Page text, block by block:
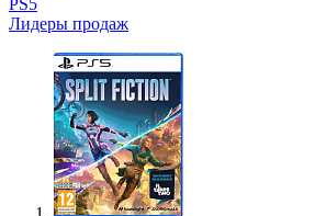
PS5
Лидеры продаж